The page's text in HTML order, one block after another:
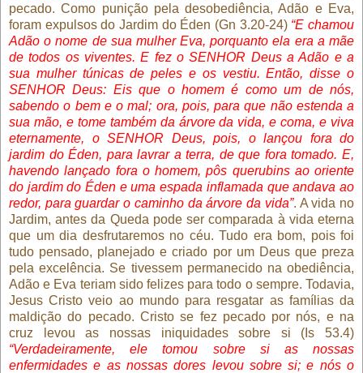
pecado. Como punição pela desobediência, Adão e Eva,
foram expulsos do Jardim do Éden (Gn 3.20-24) “E chamou
Adão o nome de sua mulher Eva, porquanto ela era a mãe
de todos os viventes. E fez o SENHOR Deus a Adão e a
sua mulher túnicas de peles e os vestiu. Então, disse o
SENHOR Deus: Eis que o homem é como um de nós,
sabendo o bem e o mal; ora, pois, para que não estenda a
sua mão, e tome também da árvore da vida, e coma, e viva
eternamente, o SENHOR Deus, pois, o lançou fora do
jardim do Éden, para lavrar a terra, de que fora tomado. E,
havendo lançado fora o homem, pôs querubins ao oriente
do jardim do Éden e uma espada inflamada que andava ao
redor, para guardar o caminho da árvore da vida”. A vida no
Jardim, antes da Queda pode ser comparada à vida eterna
que um dia desfrutaremos no céu. Tudo era bom, pois foi
tudo pensado, planejado e criado por um Deus que preza
pela excelência. Se tivessem permanecido na obediência,
Adão e Eva teriam sido felizes para todo o sempre. Todavia,
Jesus Cristo veio ao mundo para resgatar as famílias da
maldição do pecado. Cristo se fez pecado por nós, e na
cruz levou as nossas iniquidades sobre si (Is 53.4)
“Verdadeiramente, ele tomou sobre si as nossas
enfermidades e as nossas dores levou sobre si; e nós o